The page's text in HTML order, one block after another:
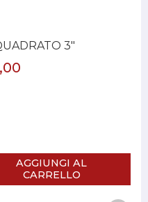
3"
AGGIUNGI AL
CARRELLO